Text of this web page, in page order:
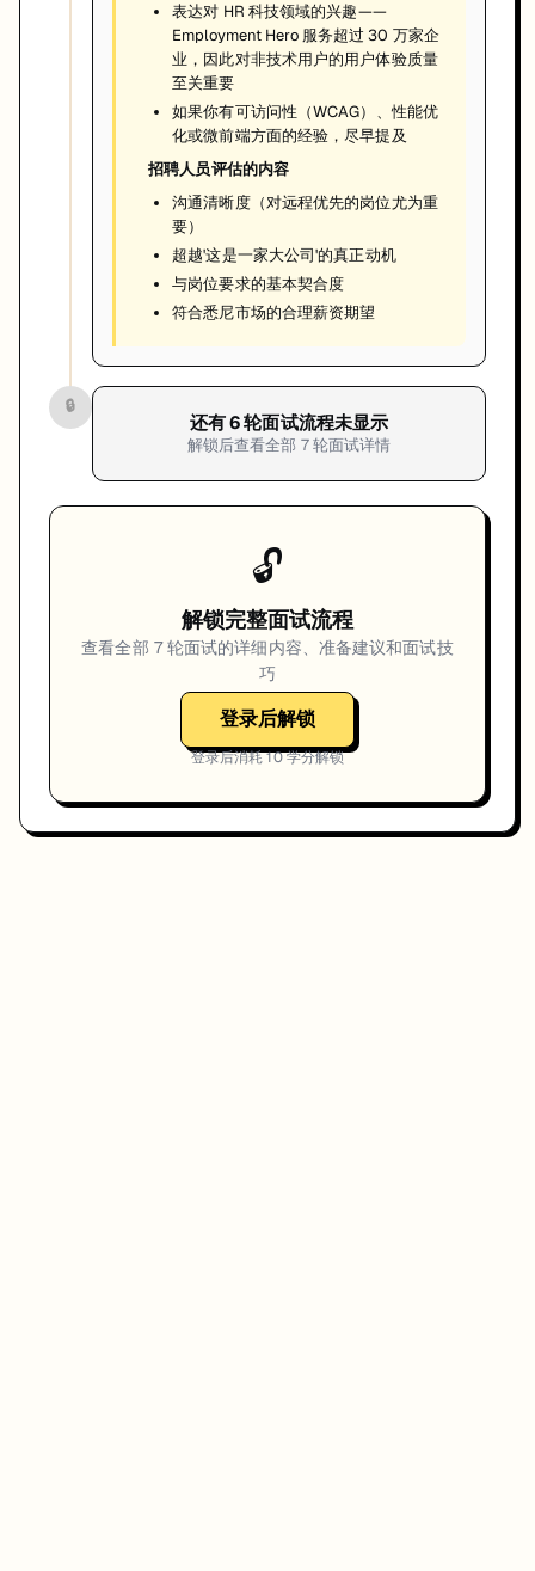
表达对 HR 科技领域的兴趣——
Employment Hero 服务超过 30 万家企
业，因此对非技术用户的用户体验质量
至关重要
如果你有可访问性（WCAG）、性能优
化或微前端方面的经验，尽早提及
招聘人员评估的内容
沟通清晰度（对远程优先的岗位尤为重
要）
超越'这是一家大公司'的真正动机
与岗位要求的基本契合度
符合悉尼市场的合理薪资期望
🔒
还有6轮面试流程未显示
解锁后查看全部 7轮面试详情
🔓
解锁完整面试流程
查看全部 7轮面试的详细内容、准备建议和面试技
巧
登录后解锁
登录后消耗10学分解锁